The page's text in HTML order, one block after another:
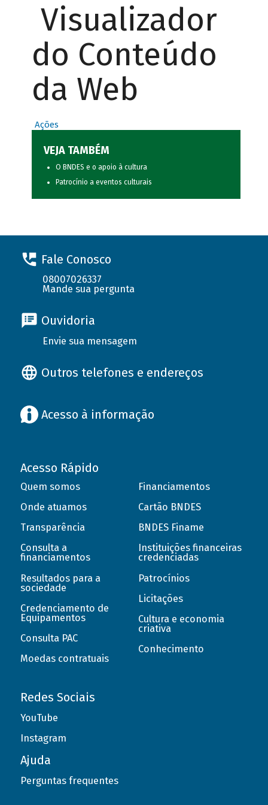
Visualizador
do Conteúdo
da Web
Ações
VEJA TAMBÉM
O BNDES e o apoio à cultura
Patrocínio a eventos culturais
Fale Conosco
08007026337
Mande sua pergunta
Ouvidoria
Envie sua mensagem
Outros telefones e endereços
Acesso à informação
Acesso Rápido
Quem somos
Onde atuamos
Transparência
Consulta a
financiamentos
Resultados para a
sociedade
Credenciamento de
Equipamentos
Consulta PAC
Moedas contratuais
Financiamentos
Cartão BNDES
BNDES Finame
Instituições financeiras
credenciadas
Patrocínios
Licitações
Cultura e economia
criativa
Conhecimento
Redes Sociais
YouTube
Instagram
Ajuda
Perguntas frequentes